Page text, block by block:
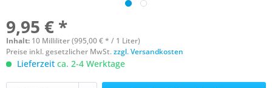
9,95 € *
Inhalt: 10 Milliliter (995,00 € * / 1 Liter)
Preise inkl. gesetzlicher MwSt.zzgl. Versandkosten
Lieferzeit ca. 2-4 Werktage